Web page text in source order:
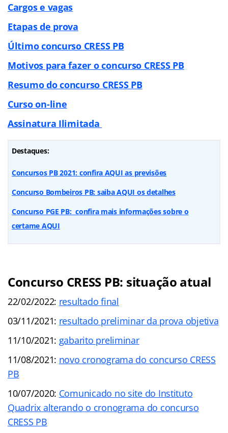
Cargos e vagas
Etapas de prova
Último concurso CRESS PB
Motivos para fazer o concurso CRESS PB
Resumo do concurso CRESS PB
Curso on-line
Assinatura Ilimitada
Destaques:
Concursos PB 2021: confira AQUI as previsões
Concurso Bombeiros PB: saiba AQUI os detalhes
Concurso PGE PB: confira mais informações sobre o
certame AQUI
Concurso CRESS PB: situação atual
22/02/2022: resultado final
03/11/2021: resultado preliminar da prova objetiva
11/10/2021: gabarito preliminar
11/08/2021: novo cronograma do concurso CRESS
PB
10/07/2020: Comunicado no site do Instituto
Quadrix alterando o cronograma do concurso
CRESS PB